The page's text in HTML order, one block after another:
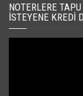
NOTERLERE
İSTEYENE KREDI